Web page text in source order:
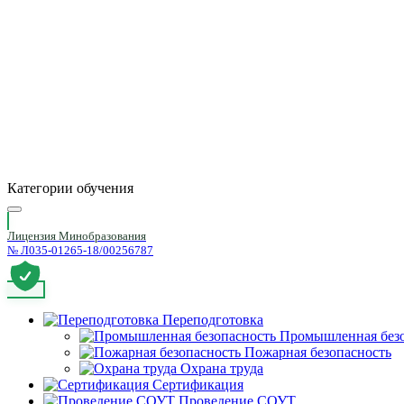
Категории обучения
Лицензия Минобразования
№ Л035-01265-18/00256787
Переподготовка
Промышленная
Пожарная безопасность
Охрана труда
Сертификация
Проведение СОУТ